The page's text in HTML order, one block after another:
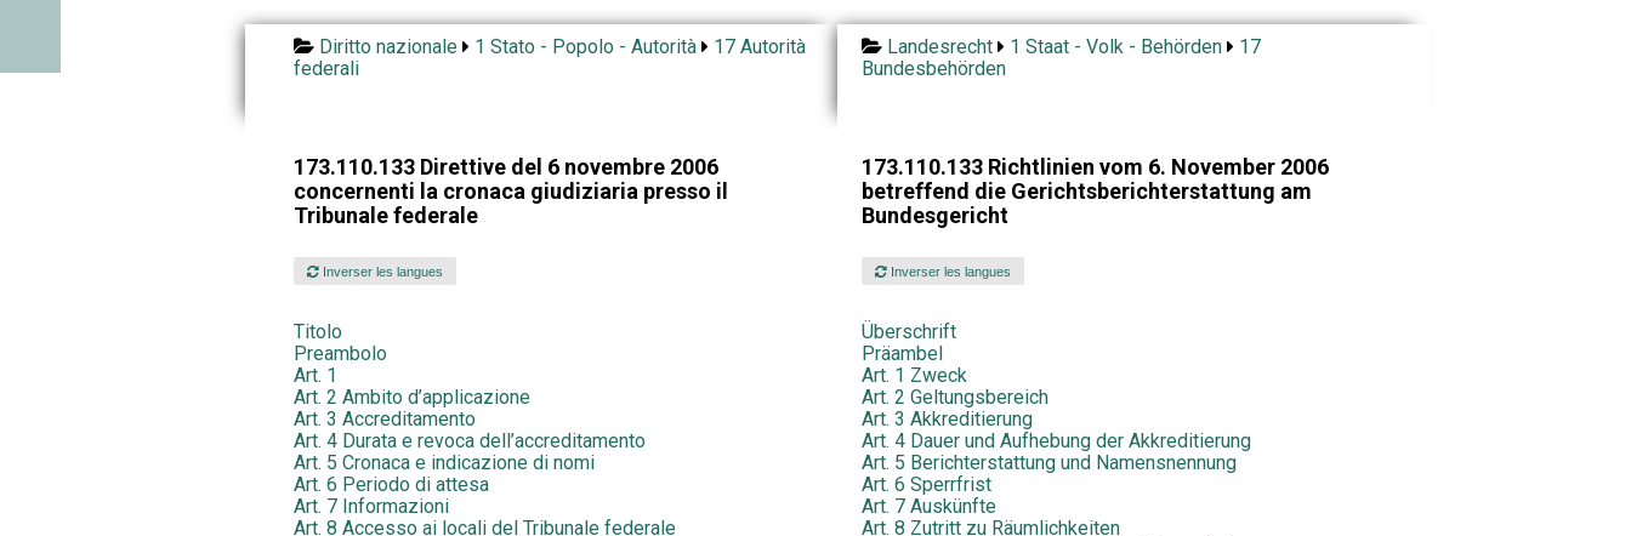
Diritto nazionale 1 Stato - Popolo - Autorità
17 Autorità
federali
Landesrecht 1 Staat - Volk - Behörden
17
Bundesbehörden
173.110.133 Direttive del 6 novembre 2006
concernenti la cronaca giudiziaria presso il
Tribunale federale
Inverser les langues
173.110.133 Richtlinien vom 6. November 2006
betreffend die Gerichtsberichterstattung am
Bundesgericht
Inverser les langues
Titolo
Überschrift
Preambolo
Präambel
Art. 1
Art. 1 Zweck
Art. 2 Ambito d’applicazione
Art. 2 Geltungsbereich
Art. 3 Accreditamento
Art. 3 Akkreditierung
Art. 4 Durata e revoca dell’accreditamento
Art. 4 Dauer und Aufhebung der Akkreditierung
Art. 5 Cronaca e indicazione di nomi
Art. 5 Berichterstattung und Namensnennung
Art. 6 Periodo di attesa
Art. 6 Sperrfrist
Art. 7 Informazioni
Art. 7 Auskünfte
Art. 8 Accesso ai locali del Tribunale federale
Art. 8 Zutritt zu Räumlichkeiten